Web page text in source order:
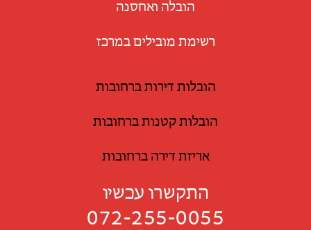
הובלה ואחסנה
רשימת מובילים במרכז
הובלות דירות ברחובות
הובלות קטנות ברחובות
אריזת דירה ברחובות
התקשרו עכשיו
072-255-0055